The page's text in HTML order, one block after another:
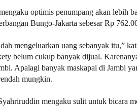
optimis penumpang akan lebih
Bungo-Jakarta sebesar Rp
mengeluarkan uang sebanyak itu,”
belum cukup banyak dijual.
Apalagi banyak maskapai di Jambi
mungkin.
mengaku sulit untuk bicara